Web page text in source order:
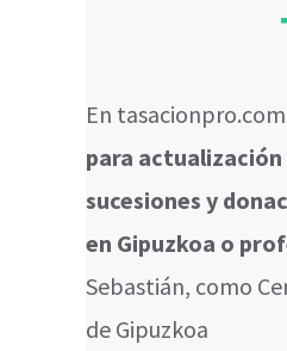
En
para
sucesiones y
en Gipuzkoa o
Sebastián, como
de Gipuzkoa